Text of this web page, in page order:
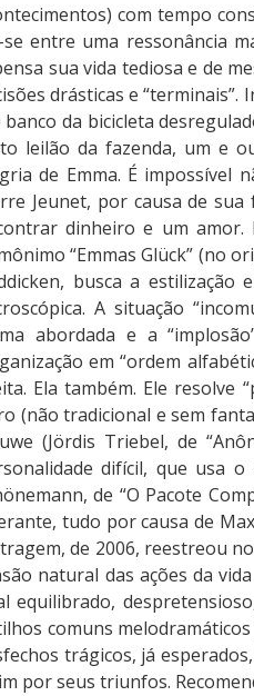
com tempo
se entre uma ressonância
sua vida tediosa e de
drásticas e “terminais”.
banco da bicicleta
leilão da fazenda, um e
de Emma. É impossível
Jeunet, por causa de
dinheiro e um amor.
“Emmas Glück” (no
busca a estilização
A situação
abordada e a
em “ordem
Ela também. Ele resolve
(não tradicional e sem
(Jördis Triebel, de
difícil, que usa
de “O Pacote
tudo por causa de Max
de 2006, reestreou
natural das ações da
equilibrado,
comuns
trágicos, já
por seus triunfos.